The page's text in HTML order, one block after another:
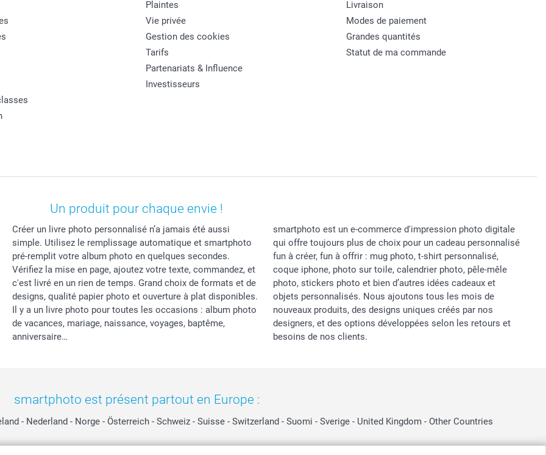
Plaintes
Vie privée
Gestion des cookies
Tarifs
Partenariats & Influence
Investisseurs
Livraison
Modes de paiement
Grandes quantités
Statut de ma commande
Un produit pour chaque envie !
Créer un livre photo personnalisé n’a jamais été aussi
simple. Utilisez le remplissage automatique et smartphoto
pré-remplit votre album photo en quelques secondes.
Vérifiez la mise en page, ajoutez votre texte, commandez, et
c'est livré en un rien de temps. Grand choix de formats et de
designs, qualité papier photo et ouverture à plat disponibles.
Il y a un livre photo pour toutes les occasions : album photo
de vacances, mariage, naissance, voyages, baptême,
anniversaire…
smartphoto est un e-commerce d'impression photo digitale
qui offre toujours plus de choix pour un cadeau personnalisé
fun à créer, fun à offrir : mug photo, t-shirt personnalisé,
coque iphone, photo sur toile, calendrier photo, pêle-mêle
photo, stickers photo et bien d’autres idées cadeaux et
objets personnalisés. Nous ajoutons tous les mois de
nouveaux produits, des designs uniques créés par nos
designers, et des options développées selon les retours et
besoins de nos clients.
smartphoto est présent partout en Europe :
- Nederland - Norge - Österreich - Schweiz - Suisse - Switzerland - Suomi - Sverige - United Kingdom - Other Countries